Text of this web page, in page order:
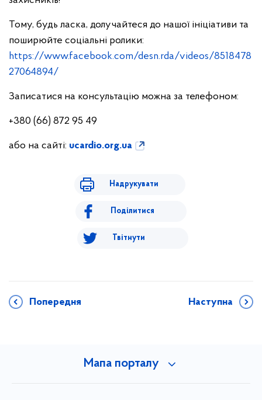
Тому, будь ласка, долучайтеся до нашої ініціативи та
поширюйте соціальні ролики:
https://www.facebook.com/desn.rda/videos/8518478
27064894/
Записатися на консультацію можна за телефоном:
+380 (66) 872 95 49
або на сайті: ucardio.org.ua
Надрукувати
Поділитися
Твітнути
Попередня Наступна
Мапа порталу